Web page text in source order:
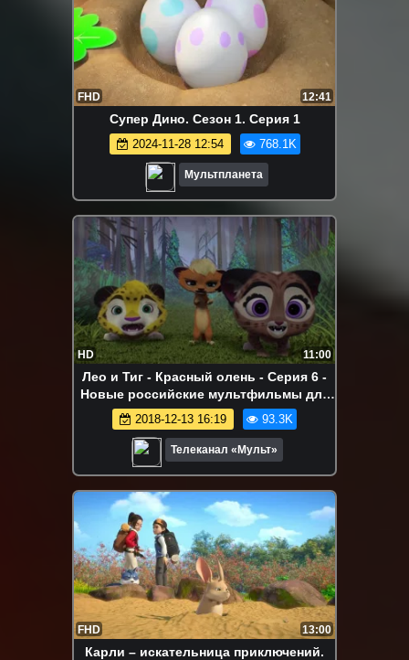
FHD 12:41
Супер Дино. Сезон 1. Серия 1
2024-11-28 12:54 768.1K
Мультпланета
HD 11:00
Лео и Тиг - Красный олень - Серия 6 -
Новые российские мультфильмы для
детей о жителях тайги
2018-12-13 16:19 93.3K
Телеканал «Мульт»
FHD 13:00
Карли – искательница приключений.